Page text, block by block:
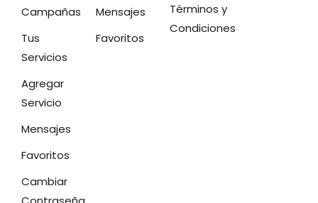
Campañas
Tus
Servicios
Agregar
Servicio
Mensajes
Favoritos
Cambiar
Mensajes
Favoritos
Términos y
Condiciones